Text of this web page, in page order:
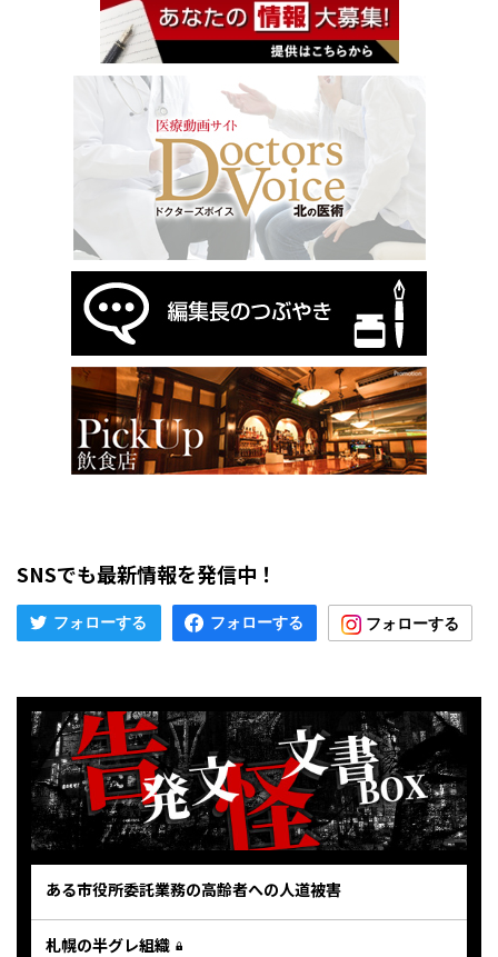
SNSでも最新情報を発信中！
ある市役所委託業務の高齢者への人道被害
札幌の半グレ組織